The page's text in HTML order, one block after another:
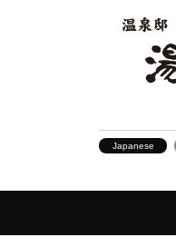
Japanese